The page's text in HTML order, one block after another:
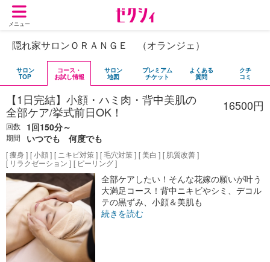
メニュー
隠れ家サロンＯＲＡＮＧＥ （オランジェ）
サロン
TOP
コース・
お試し情報
サロン
地図
プレミアム
チケット
よくある
質問
クチ
コミ
【1日完結】小顔・ハミ肉・背中美肌の
全部ケア/挙式前日OK！
16500円
回数 1回150分～
期間 いつでも 何度でも
痩身 小顔 ニキビ対策 毛穴対策 美白
肌質改善
リラクゼーション
ピーリング
全部ケアしたい！そんな花嫁の願いが叶う
大満足コース！背中ニキビやシミ、デコル
テの黒ずみ、小顔＆美肌も
続きを読む